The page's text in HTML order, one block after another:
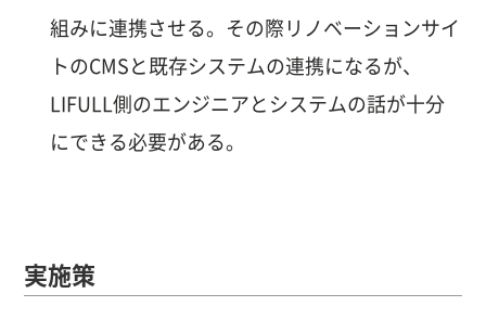
組みに連携させる。その際リノベーションサイ
トのCMSと既存システムの連携になるが、
LIFULL側のエンジニアとシステムの話が十分
にできる必要がある。
実施策